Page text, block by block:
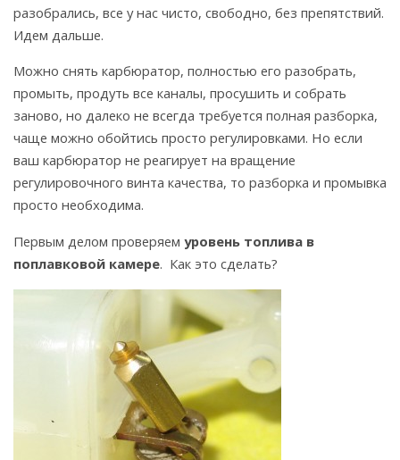
разобрались, все у нас чисто, свободно, без препятствий.
Идем дальше.
Можно снять карбюратор, полностью его разобрать,
промыть, продуть все каналы, просушить и собрать
заново, но далеко не всегда требуется полная разборка,
чаще можно обойтись просто регулировками. Но если
ваш карбюратор не реагирует на вращение
регулировочного винта качества, то разборка и промывка
просто необходима.
Первым делом проверяем уровень топлива в
поплавковой камере. Как это сделать?